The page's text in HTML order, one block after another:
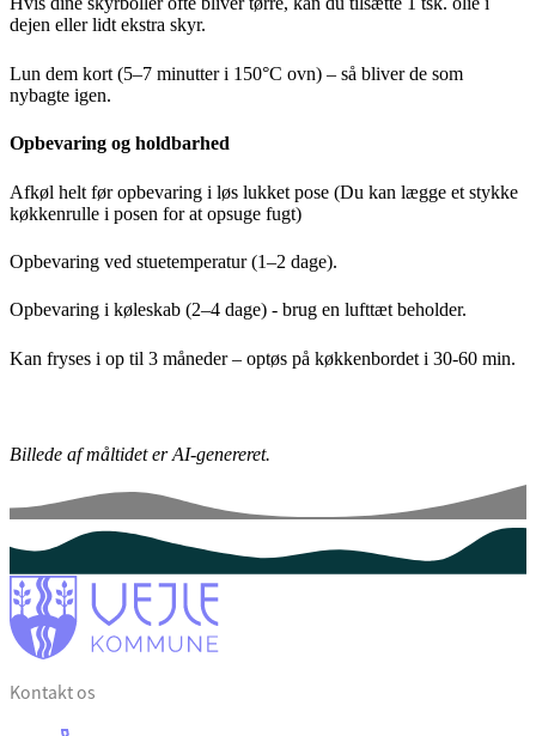
dejen eller lidt ekstra skyr.
Lun dem kort (5–7 minutter i 150°C ovn) – så bliver de som
nybagte igen.
Opbevaring og holdbarhed
Afkøl helt før opbevaring i løs lukket pose (Du kan lægge et stykke
køkkenrulle i posen for at opsuge fugt)
Opbevaring ved stuetemperatur (1–2 dage).
Opbevaring i køleskab (2–4 dage) - brug en lufttæt beholder.
Kan fryses i op til 3 måneder – optøs på køkkenbordet i 30-60 min.
Billede af måltidet er AI-genereret.
Kontakt os